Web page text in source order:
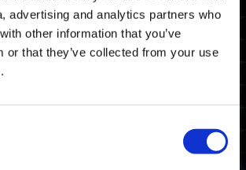
advertising and analytics partners who
other information that you’ve
or that they’ve collected from your use
campaña de EXP doble. Lucha
de guerra durante la
el doble de EXP de nivel
de exoarmadura y nivel de